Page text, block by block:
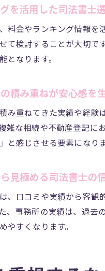
を活用した司法書士
料金やランキング情報を
て検討することが大切で
となります。
積み重ねが安心感を
み重ねてきた実績や経験
雑な相続や不動産登記に
と感じさせる要素になりま
見極める司法書士の
、口コミや実績から客観
、事務所の実績は、過去
やすくなります。